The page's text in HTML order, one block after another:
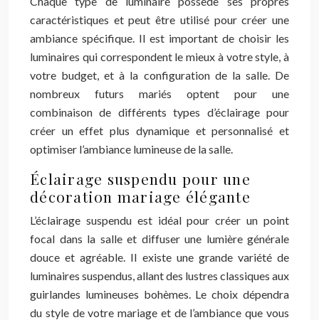
caractéristiques et peut être utilisé pour créer une
ambiance spécifique. Il est important de choisir les
luminaires qui correspondent le mieux à votre style, à
votre budget, et à la configuration de la salle. De
nombreux futurs mariés optent pour une
combinaison de différents types d’éclairage pour
créer un effet plus dynamique et personnalisé et
optimiser l’ambiance lumineuse de la salle.
Éclairage suspendu pour une
décoration mariage élégante
L’éclairage suspendu est idéal pour créer un point
focal dans la salle et diffuser une lumière générale
douce et agréable. Il existe une grande variété de
luminaires suspendus, allant des lustres classiques aux
guirlandes lumineuses bohèmes. Le choix dépendra
du style de votre mariage et de l’ambiance que vous